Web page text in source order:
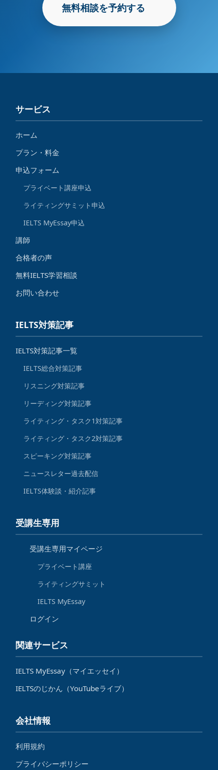
無料相談を予約する
サービス
ホーム
プラン・料金
申込フォーム
プライベート講座申込
ライティングサミット申込
IELTS MyEssay申込
講師
合格者の声
無料IELTS学習相談
お問い合わせ
IELTS対策記事
IELTS対策記事一覧
IELTS総合対策記事
リスニング対策記事
リーディング対策記事
ライティング・タスク1対策記事
ライティング・タスク2対策記事
スピーキング対策記事
ニュースレター過去配信
IELTS体験談・紹介記事
受講生専用
受講生専用マイページ
プライベート講座
ライティングサミット
IELTS MyEssay
ログイン
関連サービス
IELTS MyEssay（マイエッセイ）
IELTSのじかん（YouTubeライブ）
会社情報
利用規約
プライバシーポリシー